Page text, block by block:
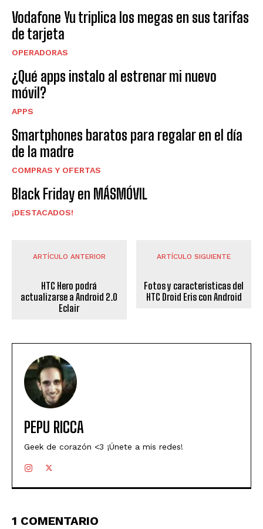
Vodafone Yu triplica los megas en sus tarifas
de tarjeta
OPERADORAS
¿Qué apps instalo al estrenar mi nuevo
móvil?
APPS
Smartphones baratos para regalar en el día
de la madre
COMPRAS Y OFERTAS
Black Friday en MÁSMÓVIL
¡DESTACADOS!
ARTÍCULO ANTERIOR
HTC Hero podrá
actualizarse a Android 2.0
Eclair
ARTÍCULO SIGUIENTE
Fotos y caracteristicas del
HTC Droid Eris con Android
PEPU RICCA
Geek de corazón <3 ¡Únete a mis redes!
1 COMENTARIO